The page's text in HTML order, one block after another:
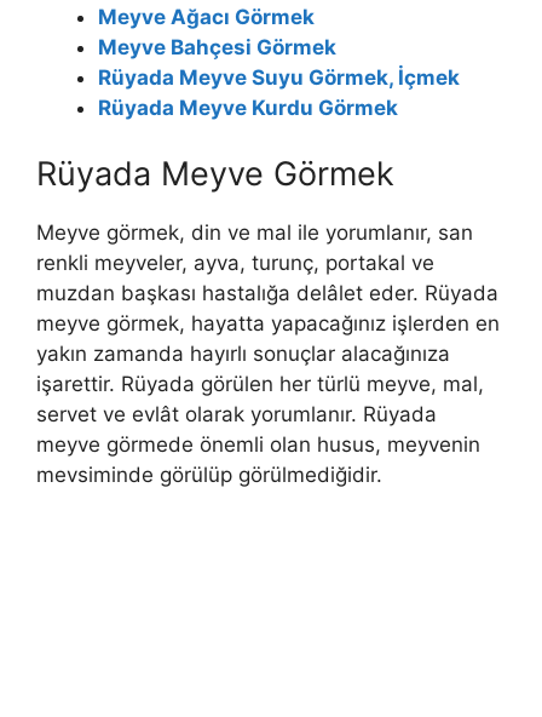
Meyve Ağacı Görmek
Meyve Bahçesi Görmek
Rüyada Meyve Suyu Görmek, İçmek
Rüyada Meyve Kurdu Görmek
Rüyada Meyve Görmek
Meyve görmek, din ve mal ile yorumlanır, san
renkli meyveler, ayva, turunç, portakal ve
muzdan başkası hastalığa delâlet eder. Rüyada
meyve görmek, hayatta yapacağınız işlerden en
yakın zamanda hayırlı sonuçlar alacağınıza
işarettir. Rüyada görülen her türlü meyve, mal,
servet ve evlât olarak yorumlanır. Rüyada
meyve görmede önemli olan husus, meyvenin
mevsiminde görülüp görülmediğidir.